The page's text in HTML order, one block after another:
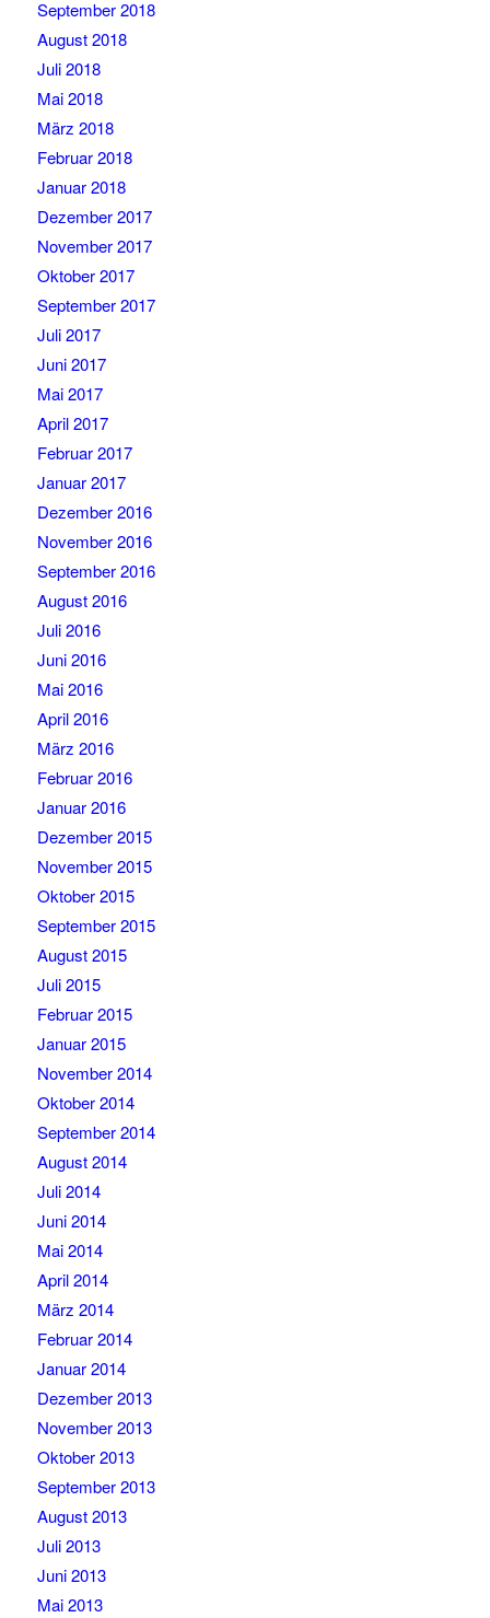
September 2018
August 2018
Juli 2018
Mai 2018
März 2018
Februar 2018
Januar 2018
Dezember 2017
November 2017
Oktober 2017
September 2017
Juli 2017
Juni 2017
Mai 2017
April 2017
Februar 2017
Januar 2017
Dezember 2016
November 2016
September 2016
August 2016
Juli 2016
Juni 2016
Mai 2016
April 2016
März 2016
Februar 2016
Januar 2016
Dezember 2015
November 2015
Oktober 2015
September 2015
August 2015
Juli 2015
Februar 2015
Januar 2015
November 2014
Oktober 2014
September 2014
August 2014
Juli 2014
Juni 2014
Mai 2014
April 2014
März 2014
Februar 2014
Januar 2014
Dezember 2013
November 2013
Oktober 2013
September 2013
August 2013
Juli 2013
Juni 2013
Mai 2013